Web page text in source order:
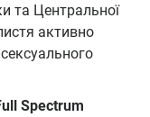
та Центральної
активно
Spectrum